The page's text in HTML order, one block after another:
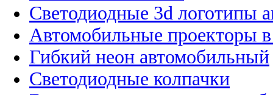
Светодиодные 3d логотипы
Автомобильные проекторы
Гибкий неон автомобильный
Светодиодные колпачки